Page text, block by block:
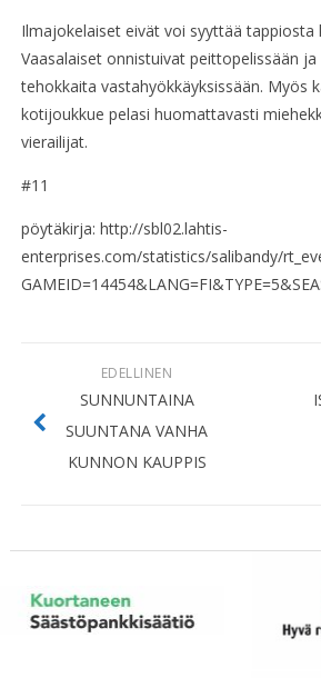
Ilmajokelaiset eivät voi syyttää tappiosta
Vaasalaiset onnistuivat peittopelissään
tehokkaita vastahyökkäyksissään. Myös
kotijoukkue pelasi huomattavasti
vierailijat.
#11
pöytäkirja: http://sbl02.lahtis-
enterprises.com/statistics/salibandy/
EDELLINEN
SUNNUNTAINA
SUUNTANA VANHA
KUNNON KAUPPIS